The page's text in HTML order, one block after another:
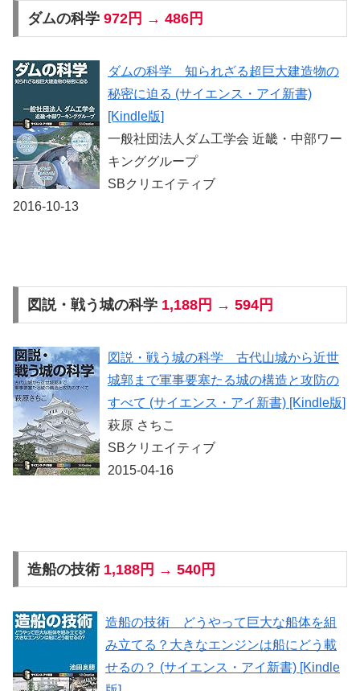
ダムの科学 972円 → 486円
ダムの科学 知られざる超巨大建造物の
秘密に迫る (サイエンス・アイ新書)
[Kindle版]
一般社団法人ダム工学会 近畿・中部ワー
キンググループ
SBクリエイティブ
2016-10-13
図説・戦う城の科学 1,188円 → 594円
図説・戦う城の科学 古代山城から近世
城郭まで軍事要塞たる城の構造と攻防の
すべて (サイエンス・アイ新書) [Kindle版]
萩原 さちこ
SBクリエイティブ
2015-04-16
造船の技術 1,188円 → 540円
造船の技術 どうやって巨大な船体を組
み立てる？大きなエンジンは船にどう載
せるの？ (サイエンス・アイ新書) [Kindle